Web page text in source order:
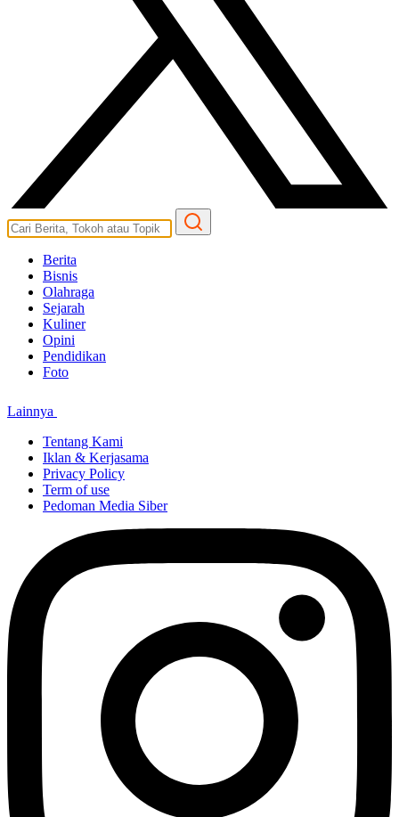
Berita
Bisnis
Olahraga
Sejarah
Kuliner
Opini
Pendidikan
Foto
Lainnya
Tentang Kami
Iklan & Kerjasama
Privacy Policy
Term of use
Pedoman Media Siber